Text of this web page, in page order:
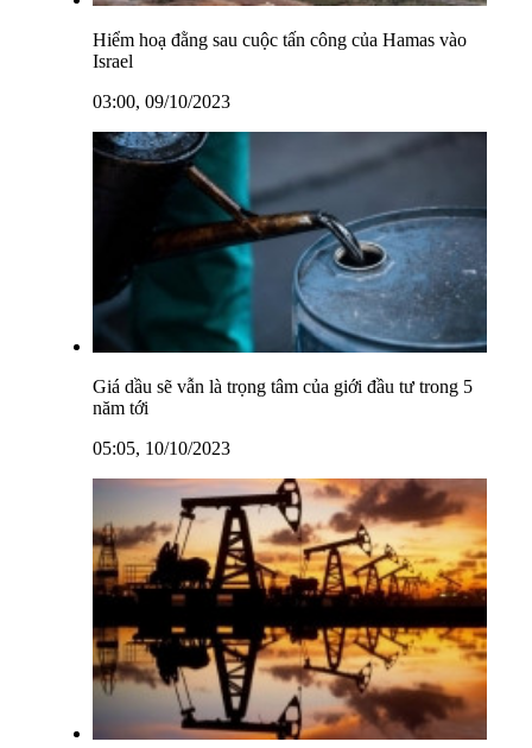
Hiểm hoạ đằng sau cuộc tấn công của Hamas vào
Israel
03:00, 09/10/2023
Giá dầu sẽ vẫn là trọng tâm của giới đầu tư trong 5
năm tới
05:05, 10/10/2023